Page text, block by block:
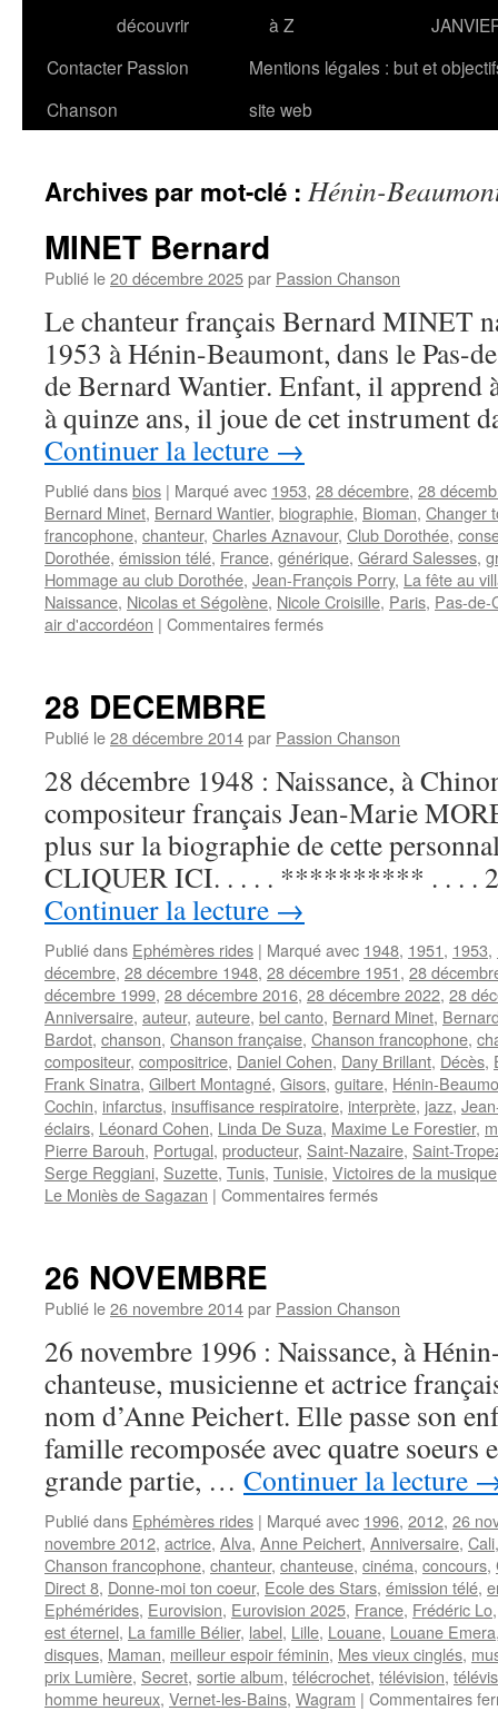
découvrir
à Z
Contacter Passion
Chanson
Mentions légales : but et
site web
Archives par mot-clé : Hénin-
MINET Bernard
Publié le20 décembre 2025par Passion Chanson
Le chanteur français Bernard MINET
1953 à Hénin-Beaumont, dans le Pas-
de Bernard Wantier. Enfant, il apprend
à quinze ans, il joue de cet instrument
Continuer la lecture →
Publié dansbios | Marqué avec 1953, 28 décembre, 28
Bernard Minet, Bernard Wantier, biographie, Bioman, Changer
francophone, chanteur, Charles Aznavour, Club Dorothée,
Dorothée, émission télé, France, générique, Gérard Salesses,
Hommage au club Dorothée, Jean-François Porry, La fête au
Naissance, Nicolas et Ségolène, Nicole Croisille, Paris, Pas-de-
air d'accordéon | Commentaires ferméssur
28 DECEMBRE
Publié le28 décembre 2014par Passion Chanson
28 décembre 1948 : Naissance, à
compositeur français Jean-Marie
plus sur la biographie de cette
CLIQUER ICI. . . . . ********** . . . .
Continuer la lecture →
Publié dans Ephémères rides | Marqué avec 1948, 1951, 1953,
décembre, 28 décembre 1948, 28 décembre 1951, 28
décembre 1999, 28 décembre 2016, 28 décembre 2022, 28
Anniversaire, auteur, auteure, bel canto, Bernard Minet,
Bardot, chanson, Chanson française, Chanson francophone,
compositeur, compositrice, Daniel Cohen, Dany Brillant, Décès,
Frank Sinatra, Gilbert Montagné, Gisors, guitare, Hénin-
Cochin, infarctus, insuffisance respiratoire, interprète, jazz,
éclairs, Léonard Cohen, Linda De Suza, Maxime Le Forestier,
Pierre Barouh, Portugal, producteur, Saint-Nazaire, Saint-
Serge Reggiani, Suzette, Tunis, Tunisie, Victoires de la musique
Le Moniès de Sagazan | Commentaires ferméssur
26 NOVEMBRE
Publié le26 novembre 2014par Passion Chanson
26 novembre 1996 : Naissance, à
chanteuse, musicienne et actrice
nom d’Anne Peichert. Elle passe son
famille recomposée avec quatre soeurs
grande partie, … Continuer la lecture
Publié dans Ephémères rides | Marqué avec 1996, 2012, 26
novembre 2012, actrice, Alva, Anne Peichert, Anniversaire, Cali
Chanson francophone, chanteur, chanteuse, cinéma, concours,
Direct 8, Donne-moi ton coeur, Ecole des Stars, émission télé,
Ephémérides, Eurovision, Eurovision 2025, France, Frédéric Lo
est éternel, La famille Bélier, label, Lille, Louane, Louane Emera
disques, Maman, meilleur espoir féminin, Mes vieux cinglés,
prix Lumière, Secret, sortie album, télécrochet, télévision,
homme heureux, Vernet-les-Bains, Wagram | Commentaires